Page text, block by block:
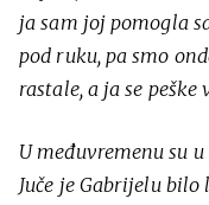
ja sam joj pomogla
pod ruku, pa smo
rastale, a ja se
U međuvremenu su
Juče je Gabrijelu